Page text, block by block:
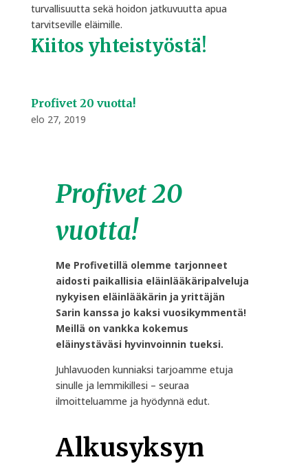
turvallisuutta sekä hoidon jatkuvuutta apua
tarvitseville eläimille.
Kiitos yhteistyöstä!
Profivet 20 vuotta!
elo 27, 2019
Profivet 20
vuotta!
Me Profivetillä olemme tarjonneet
aidosti paikallisia eläinlääkäripalveluja
nykyisen eläinlääkärin ja yrittäjän
Sarin kanssa jo kaksi vuosikymmentä!
Meillä on vankka kokemus
eläinystäväsi hyvinvoinnin tueksi.
Juhlavuoden kunniaksi tarjoamme etuja
sinulle ja lemmikillesi – seuraa
ilmoitteluamme ja hyödynnä edut.
Alkusyksyn